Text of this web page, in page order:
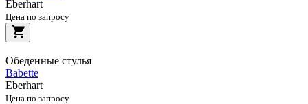
Eberhart
Цена по запросу
Обеденные стулья
Babette
Eberhart
Цена по запросу